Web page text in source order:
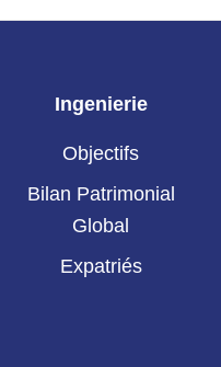
Ingenierie
Objectifs
Bilan Patrimonial
Global
Expatriés